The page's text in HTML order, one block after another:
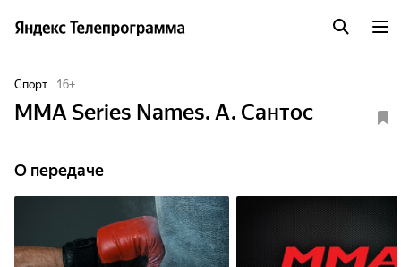
Спорт 16+
MMA Series Names. А. Сантос
О передаче